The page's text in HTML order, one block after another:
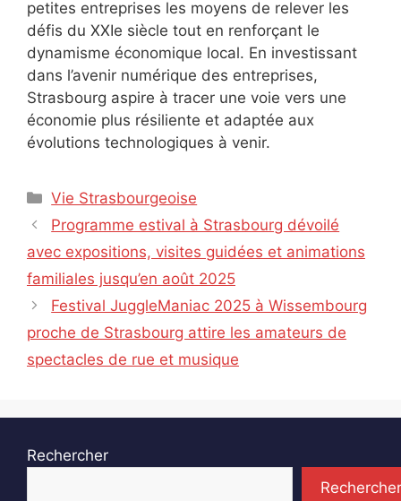
petites entreprises les moyens de relever les
défis du XXIe siècle tout en renforçant le
dynamisme économique local. En investissant
dans l’avenir numérique des entreprises,
Strasbourg aspire à tracer une voie vers une
économie plus résiliente et adaptée aux
évolutions technologiques à venir.
Catégories
Vie Strasbourgeoise
Programme estival à Strasbourg dévoilé
avec expositions, visites guidées et animations
familiales jusqu’en août 2025
Festival JuggleManiac 2025 à Wissembourg
proche de Strasbourg attire les amateurs de
spectacles de rue et musique
Rechercher
Rechercher